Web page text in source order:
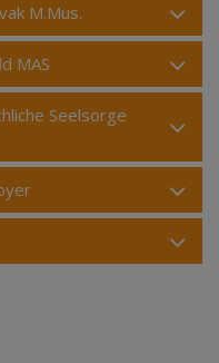
M.Mus.
MAS
Seelsorge